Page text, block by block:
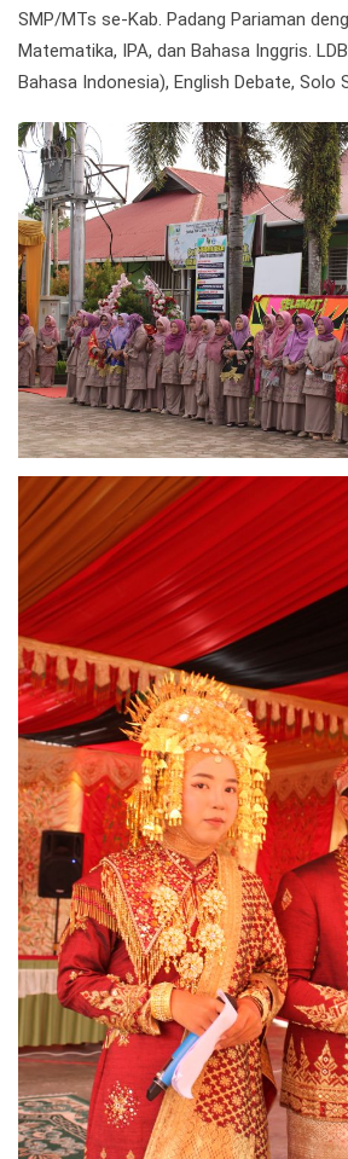
SMP/MTs se-Kab. Padang Pariaman
Matematika, IPA, dan Bahasa Inggris.
Bahasa Indonesia), English Debate, Solo